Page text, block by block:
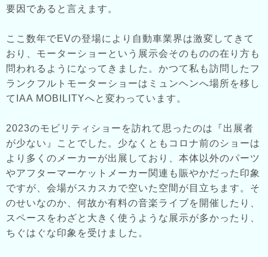
要因であると言えます。
ここ数年でEVの登場により自動車業界は激変してきて
おり、モーターショーという展示会そのものの在り方も
問われるようになってきました。かつて私も訪問したフ
ランクフルトモーターショーはミュンヘンへ場所を移し
てIAA MOBILITYへと変わっています。
2023のモビリティショーを訪れて思ったのは『出展者
が少ない』ことでした。少なくともコロナ前のショーは
より多くのメーカーが出展しており、本体以外のパーツ
やアフターマーケットメーカー関連も賑やかだった印象
ですが、会場がスカスカで空いた空間が目立ちます。そ
のせいなのか、何故か有料の音楽ライブを開催したり、
スペースをわざと大きく使うような展示が多かったり、
ちぐはぐな印象を受けました。